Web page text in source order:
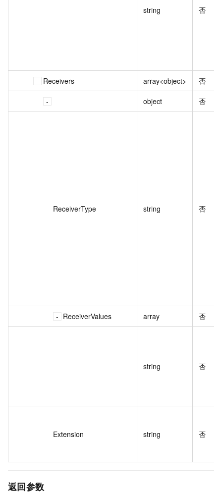
string 否
Receivers array<object> 否
object 否
ReceiverType string 否
ReceiverValues array 否
string 否
Extension string 否
返回参数